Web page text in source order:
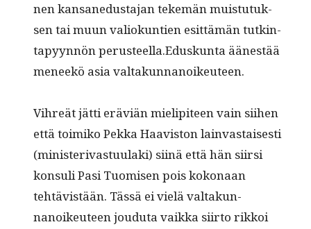
nen kansane­dus­ta­jan tekemän muis­tu­tuk­
sen tai muun valiokun­tien esit­tämän tutk­in­
tapyyn­nön perusteella.Eduskunta äänestää
meneekö asia valtakunnanoikeuteen.
Vihreät jät­ti eräviän mielip­i­teen vain siihen
että toimiko Pekka Haav­is­ton lain­vas­tais­es­ti
(min­is­terivas­tu­u­la­ki) siinä että hän siir­si
kon­suli Pasi Tuomisen pois kokon­aan
tehtävistään. Tässä ei vielä val­takun­
nanoikeu­teen joudu­ta vaik­ka siir­to rikkoi